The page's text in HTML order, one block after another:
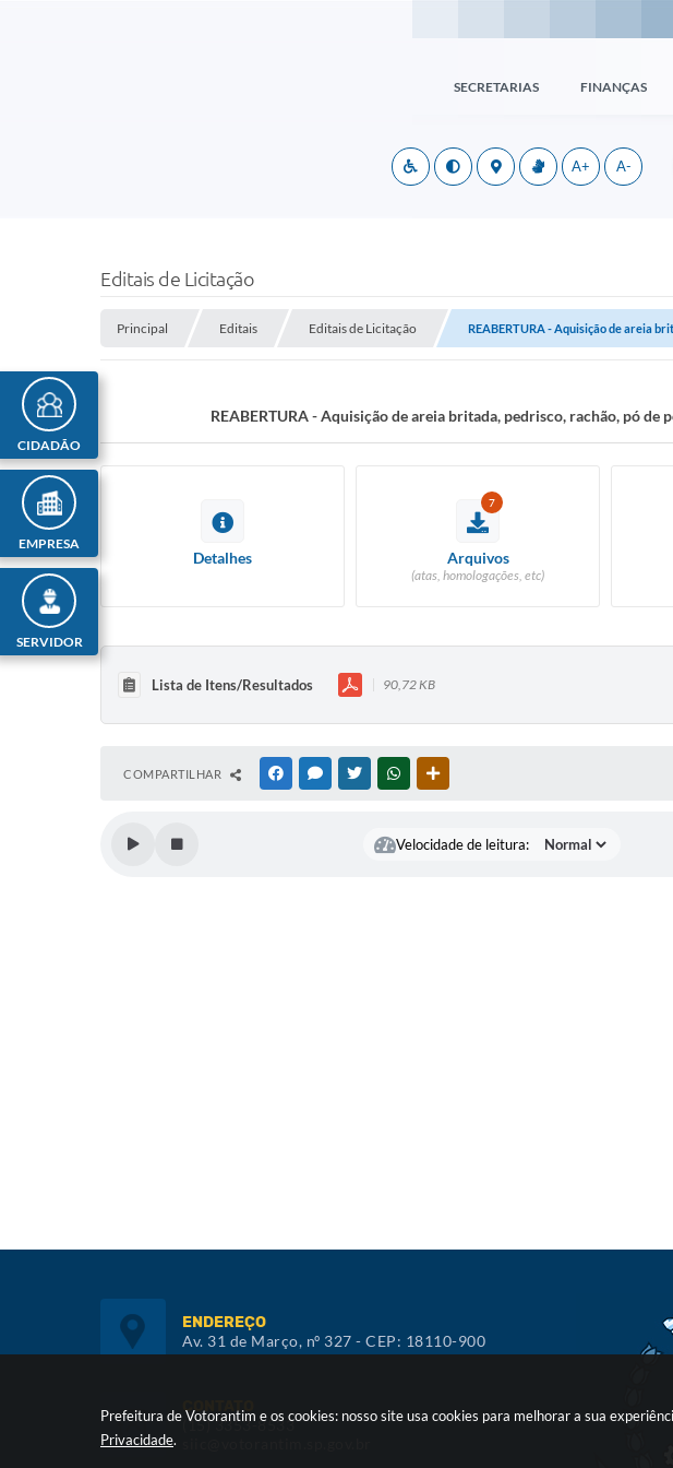
Prefeitura de Votorantim e os cookies: nosso site usa cookies para melhorar a sua
Privacidade.
SECRETARIAS FINANÇAS
A+ A-
CIDADÃO
EMPRESA
SERVIDOR
Editais de Licitação
Principal Editais Editais de Licitação REABERTURA - Aquisição de areia
REABERTURA - Aquisição de areia britada, pedrisco, rachão, pó
Detalhes
7
Arquivos
(atas, homologações, etc)
Lista de Itens/Resultados 90,72 KB
COMPARTILHAR FACEBOOKMESSENGER
TWITTERWHATSAPP
Velocidade de leitura:
ENDEREÇO
Av. 31 de Março, nº 327 - CEP: 18110-900
CONTATO
(15) 3353-8533